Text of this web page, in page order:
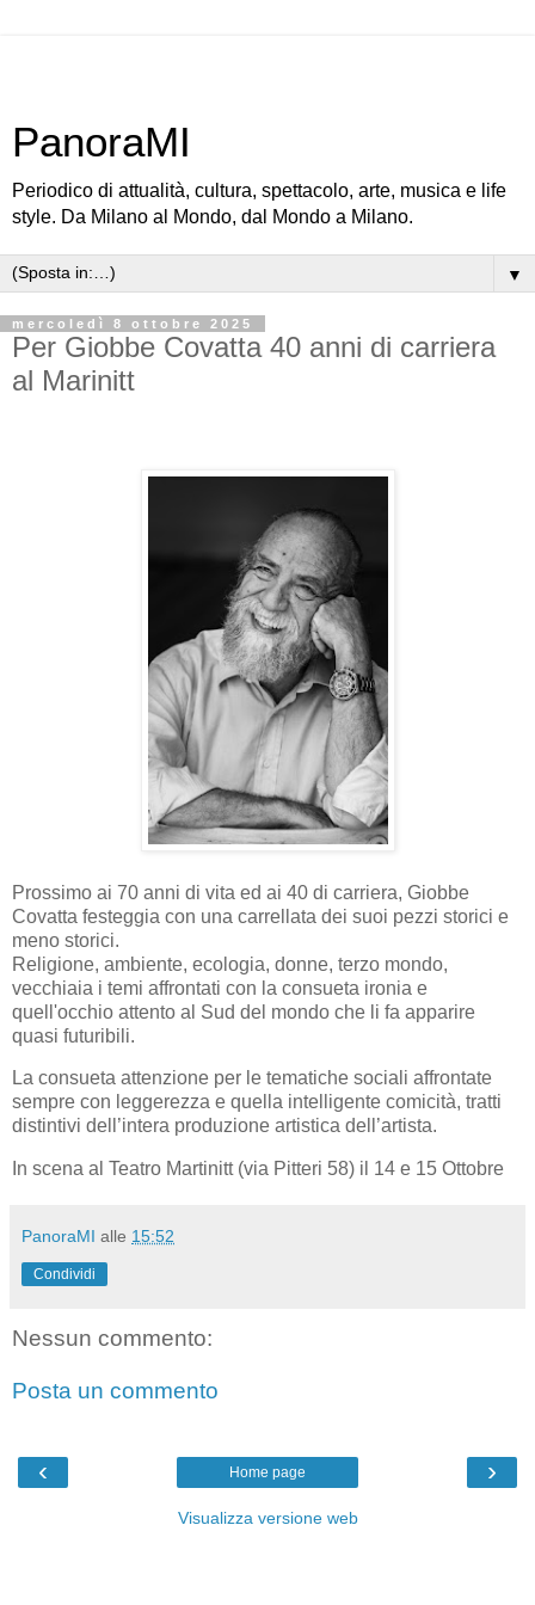
PanoraMI
Periodico di attualità, cultura, spettacolo, arte, musica e life
style. Da Milano al Mondo, dal Mondo a Milano.
▼
mercoledì 8 ottobre 2025
Per Giobbe Covatta 40 anni di carriera
al Marinitt
Prossimo ai 70 anni di vita ed ai 40 di carriera, Giobbe
Covatta festeggia con una carrellata dei suoi pezzi storici e
meno storici.
Religione, ambiente, ecologia, donne, terzo mondo,
vecchiaia i temi affrontati con la consueta ironia e
quell'occhio attento al Sud del mondo che li fa apparire
quasi futuribili.
La consueta attenzione per le tematiche sociali affrontate
sempre con leggerezza e quella intelligente comicità, tratti
distintivi dell’intera produzione artistica dell’artista.
In scena al Teatro Martinitt (via Pitteri 58) il 14 e 15 Ottobre
PanoraMI alle 15:52
Condividi
Nessun commento:
Posta un commento
‹ ›
Home page
Visualizza versione web